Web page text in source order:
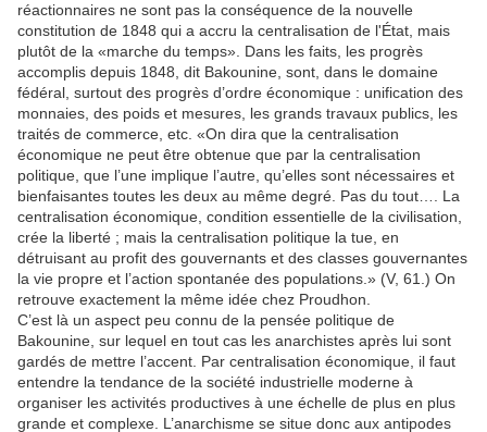
réactionnaires ne sont pas la conséquence de la nouvelle
constitution de 1848 qui a accru la centralisation de l'État, mais
plutôt de la «marche du temps». Dans les faits, les progrès
accomplis depuis 1848, dit Bakounine, sont, dans le domaine
fédéral, surtout des progrès d’ordre économique : unification des
monnaies, des poids et mesures, les grands travaux publics, les
traités de commerce, etc. «On dira que la centralisation
économique ne peut être obtenue que par la centralisation
politique, que l’une implique l’autre, qu’elles sont nécessaires et
bienfaisantes toutes les deux au même degré. Pas du tout…. La
centralisation économique, condition essentielle de la civilisation,
crée la liberté ; mais la centralisation politique la tue, en
détruisant au profit des gouvernants et des classes gouvernantes
la vie propre et l’action spontanée des populations.» (V, 61.) On
retrouve exactement la même idée chez Proudhon.
C’est là un aspect peu connu de la pensée politique de
Bakounine, sur lequel en tout cas les anarchistes après lui sont
gardés de mettre l’accent. Par centralisation économique, il faut
entendre la tendance de la société industrielle moderne à
organiser les activités productives à une échelle de plus en plus
grande et complexe. L’anarchisme se situe donc aux antipodes